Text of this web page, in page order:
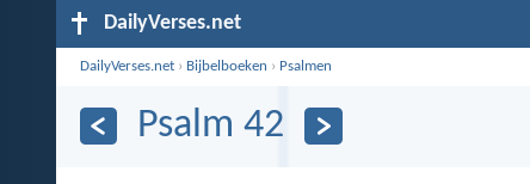
DailyVerses.net
DailyVerses.net › Bijbelboeken › Psalmen
Psalm 42